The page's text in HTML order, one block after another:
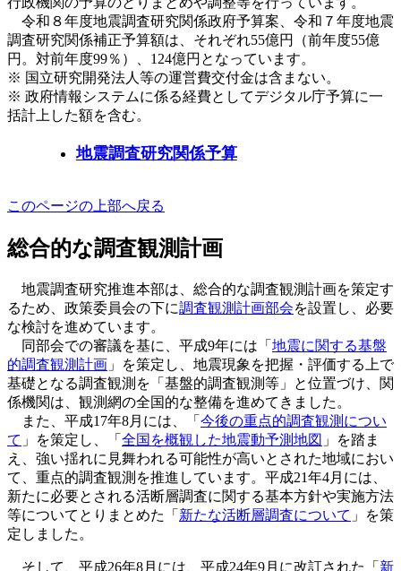
令和８年度地震調査研究関係政府予算案、令和７年度地震
調査研究関係補正予算額は、それぞれ55億円（前年度55億
円。対前年度99％）、124億円となっています。
※ 国立研究開発法人等の運営費交付金は含まない。
※ 政府情報システムに係る経費としてデジタル庁予算に一
括計上した額を含む。
地震調査研究関係予算
このページの上部へ戻る
総合的な調査観測計画
地震調査研究推進本部は、総合的な調査観測計画を策定す
るため、政策委員会の下に調査観測計画部会を設置し、必要
な検討を進めています。
同部会での審議を基に、平成9年には「 地震に関する基盤
的調査観測計画 」を策定し、地震現象を把握・評価する上で
基礎となる調査観測を「基盤的調査観測等」と位置づけ、関
係機関は、観測網の全国的な整備を進めてきました。
また、平成17年8月には、「 今後の重点的調査観測につい
て 」を策定し、「 全国を概観した地震動予測地図 」を踏ま
え、強い揺れに見舞われる可能性が高いとされた地域におい
て、重点的調査観測を推進しています。平成21年4月には、
新たに必要とされる活断層調査に関する基本方針や実施方法
等についてとりまとめた「 新たな活断層調査について 」を策
定しました。
そして、平成26年8月には、平成24年9月に改訂された「 新